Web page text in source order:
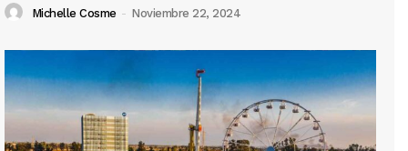
Michelle Cosme - Noviembre 22, 2024